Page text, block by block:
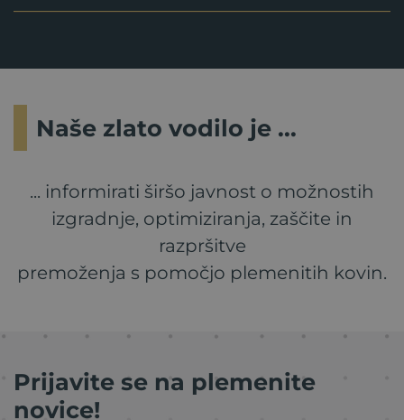
Naše zlato vodilo je ...
... informirati širšo javnost o možnostih
izgradnje, optimiziranja, zaščite in
razpršitve
premoženja s pomočjo plemenitih kovin.
Prijavite se na plemenite
novice!